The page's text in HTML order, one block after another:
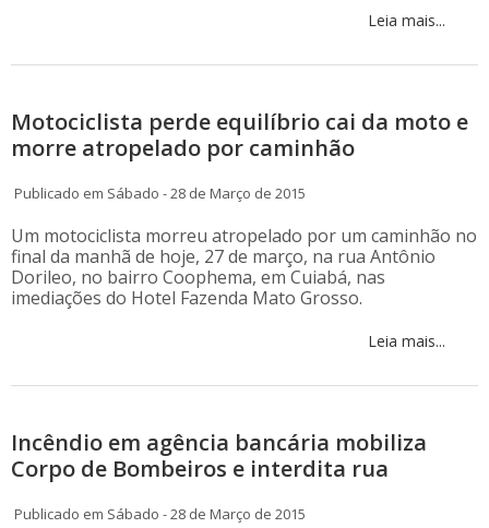
Leia mais...
Motociclista perde equilíbrio cai da moto e
morre atropelado por caminhão
Publicado em Sábado - 28 de Março de 2015
Um motociclista morreu atropelado por um caminhão no
final da manhã de hoje, 27 de março, na rua Antônio
Dorileo, no bairro Coophema, em Cuiabá, nas
imediações do Hotel Fazenda Mato Grosso.
Leia mais...
Incêndio em agência bancária mobiliza
Corpo de Bombeiros e interdita rua
Publicado em Sábado - 28 de Março de 2015